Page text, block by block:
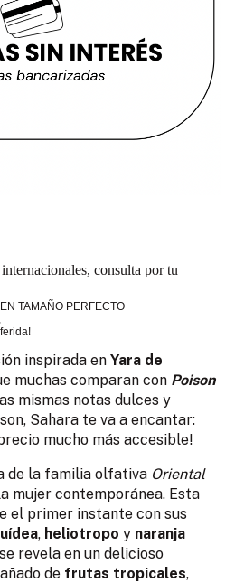
consulta por tu
TAMAÑO PERFECTO
inspirada en Yara de
muchas comparan con Poison
mismas notas dulces y
Sahara te va a encantar:
mucho más accesible!
de la familia olfativa Oriental
mujer contemporánea. Esta
el primer instante con sus
, heliotropo y naranja
revela en un delicioso
de frutas tropicales,